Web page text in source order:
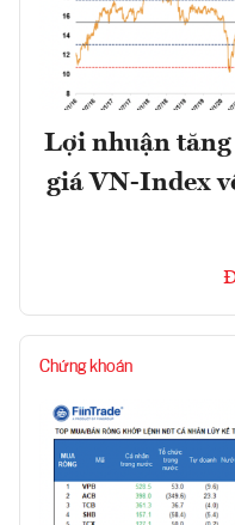
Lợi nhuận
giá VN-Index
Chứng khoán